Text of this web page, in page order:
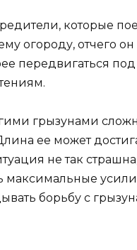
которые
огороду, отчего
передвигаться
грызунами
ее может
не так
максимальные
борьбу с